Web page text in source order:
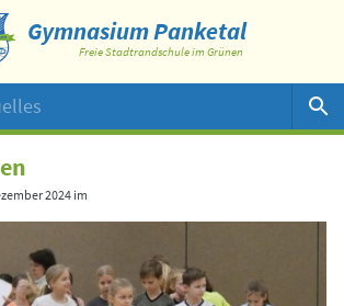
Gymnasium Panketal
Freie Stadtrandschule im Grünen
2024 im